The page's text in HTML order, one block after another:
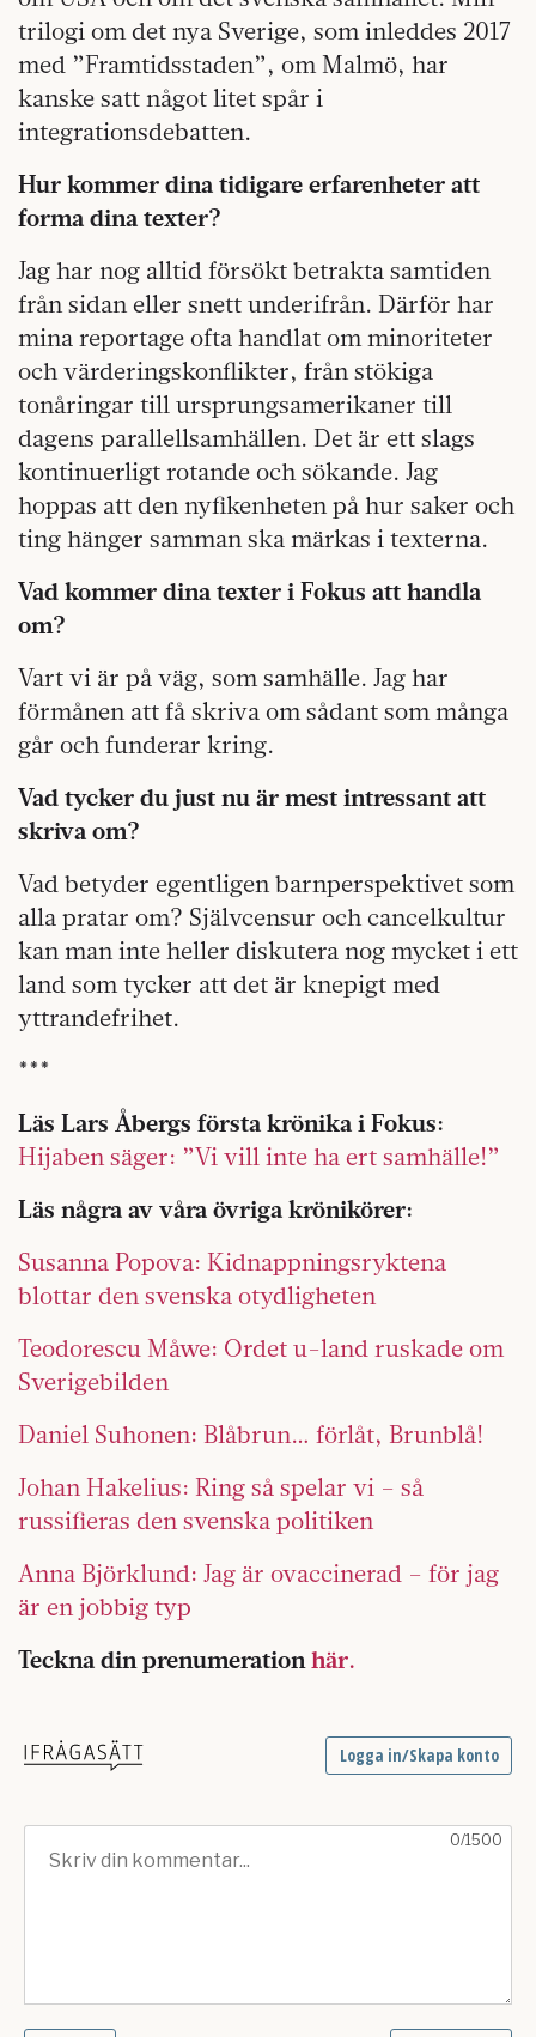
trilogi om det nya Sverige, som inleddes 2017
med ”Framtidsstaden”, om Malmö, har
kanske satt något litet spår i
integrationsdebatten.
Hur kommer dina tidigare erfarenheter att
forma dina texter?
Jag har nog alltid försökt betrakta samtiden
från sidan eller snett underifrån. Därför har
mina reportage ofta handlat om minoriteter
och värderingskonflikter, från stökiga
tonåringar till ursprungsamerikaner till
dagens parallellsamhällen. Det är ett slags
kontinuerligt rotande och sökande. Jag
hoppas att den nyfikenheten på hur saker och
ting hänger samman ska märkas i texterna.
Vad kommer dina texter i Fokus att handla
om?
Vart vi är på väg, som samhälle. Jag har
förmånen att få skriva om sådant som många
går och funderar kring.
Vad tycker du just nu är mest intressant att
skriva om?
Vad betyder egentligen barnperspektivet som
alla pratar om? Självcensur och cancelkultur
kan man inte heller diskutera nog mycket i ett
land som tycker att det är knepigt med
yttrandefrihet.
***
Läs Lars Åbergs första krönika i Fokus:
Hijaben säger: ”Vi vill inte ha ert samhälle!”
Läs några av våra övriga krönikörer:
Susanna Popova: Kidnappningsryktena
blottar den svenska otydligheten
Teodorescu Måwe: Ordet u-land ruskade om
Sverigebilden
Daniel Suhonen: Blåbrun… förlåt, Brunblå!
Johan Hakelius: Ring så spelar vi – så
russifieras den svenska politiken
Anna Björklund: Jag är ovaccinerad – för jag
är en jobbig typ
Teckna din prenumerationhär.